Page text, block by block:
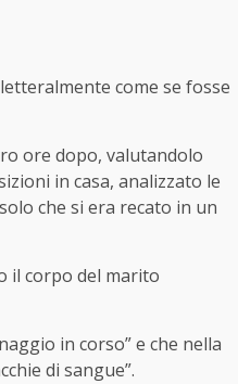
come se fosse
ore dopo, valutandolo
in casa, analizzato le
che si era recato in un
il corpo del marito
in corso” e che nella
di sangue”.